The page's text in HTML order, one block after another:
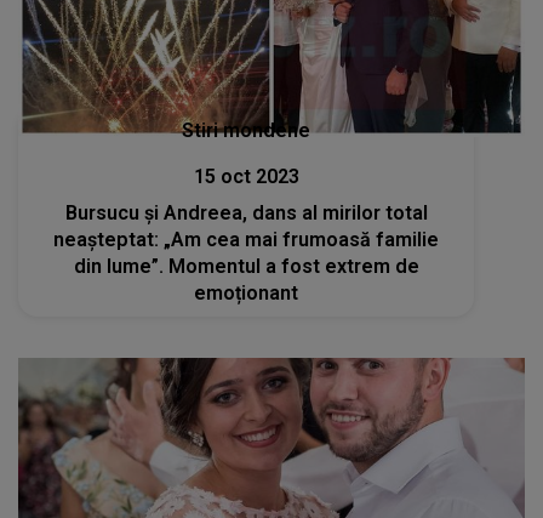
Stiri mondene
15 oct 2023
Bursucu și Andreea, dans al mirilor total
neașteptat: „Am cea mai frumoasă familie
din lume”. Momentul a fost extrem de
emoționant